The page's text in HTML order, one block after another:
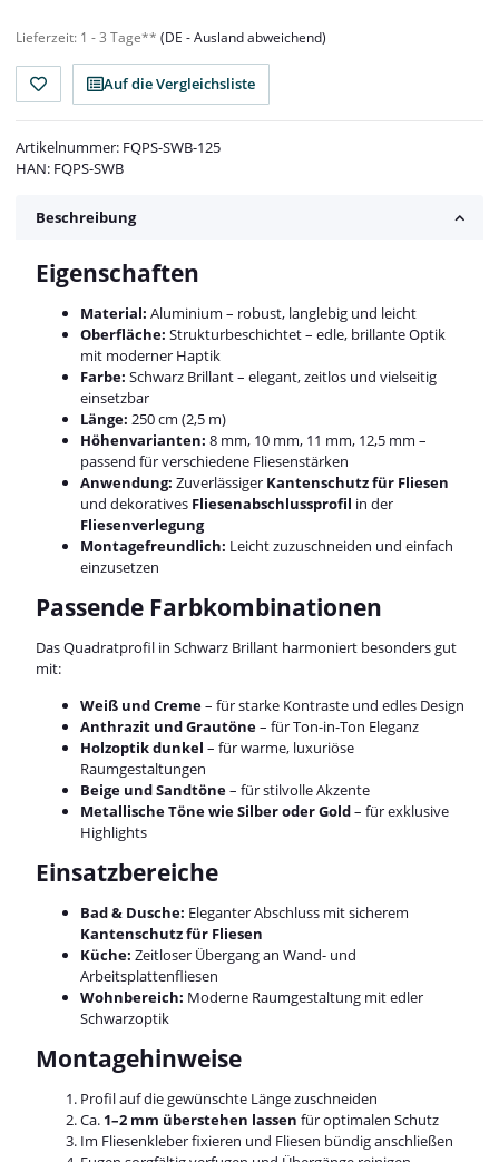
Lieferzeit: 1 - 3 Tage** (DE - Ausland abweichend)
Auf die Vergleichsliste
Artikelnummer: FQPS-SWB-125
HAN: FQPS-SWB
Beschreibung
Eigenschaften
Material: Aluminium – robust, langlebig und leicht
Oberfläche: Strukturbeschichtet – edle, brillante Optik
mit moderner Haptik
Farbe: Schwarz Brillant – elegant, zeitlos und vielseitig
einsetzbar
Länge: 250 cm (2,5 m)
Höhenvarianten: 8 mm, 10 mm, 11 mm, 12,5 mm –
passend für verschiedene Fliesenstärken
Anwendung: Zuverlässiger Kantenschutz für Fliesen
und dekoratives Fliesenabschlussprofil in der
Fliesenverlegung
Montagefreundlich: Leicht zuzuschneiden und einfach
einzusetzen
Passende Farbkombinationen
Das Quadratprofil in Schwarz Brillant harmoniert besonders gut
mit:
Weiß und Creme– für starke Kontraste und edles Design
Anthrazit und Grautöne– für Ton-in-Ton Eleganz
Holzoptik dunkel – für warme, luxuriöse
Raumgestaltungen
Beige und Sandtöne– für stilvolle Akzente
Metallische Töne wie Silber oder Gold– für exklusive
Highlights
Einsatzbereiche
Bad & Dusche: Eleganter Abschluss mit sicherem
Kantenschutz für Fliesen
Küche: Zeitloser Übergang an Wand- und
Arbeitsplattenfliesen
Wohnbereich: Moderne Raumgestaltung mit edler
Schwarzoptik
Montagehinweise
Profil auf die gewünschte Länge zuschneiden
Ca. 1–2 mm überstehen lassen für optimalen Schutz
Im Fliesenkleber fixieren und Fliesen bündig anschließen